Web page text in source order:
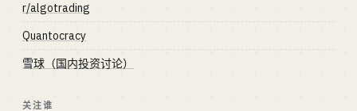
r/algotrading
Quantocracy
雪球（国内投资讨论）
关注谁